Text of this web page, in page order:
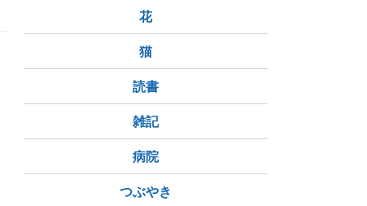
花
猫
読書
雑記
病院
つぶやき